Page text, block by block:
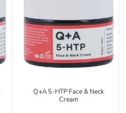
Q+A 5-HTP Face & Neck
Cream